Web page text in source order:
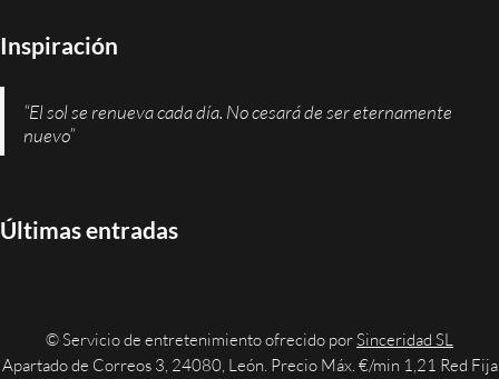
Inspiración
“El sol se renueva cada día. No cesará de ser eternamente
nuevo”
Últimas entradas
© Servicio de entretenimiento ofrecido porSinceridad SL
Apartado de Correos 3, 24080, León. Precio Máx. €/min 1,21 Red Fija